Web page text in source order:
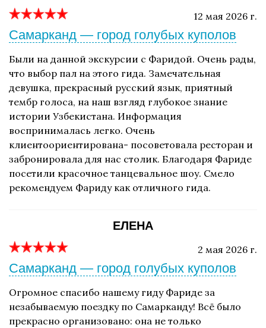
12 мая 2026 г.
Самарканд — город голубых куполов
Были на данной экскурсии с Фаридой. Очень рады,
что выбор пал на этого гида. Замечательная
девушка, прекрасный русский язык, приятный
тембр голоса, на наш взгляд глубокое знание
истории Узбекистана. Информация
воспринималась легко. Очень
клиентоориентирована- посоветовала ресторан и
забронировала для нас столик. Благодаря Фариде
посетили красочное танцевальное шоу. Смело
рекомендуем Фариду как отличного гида.
ЕЛЕНА
2 мая 2026 г.
Самарканд — город голубых куполов
Огромное спасибо нашему гиду Фариде за
незабываемую поездку по Самарканду! Всё было
прекрасно организовано: она не только